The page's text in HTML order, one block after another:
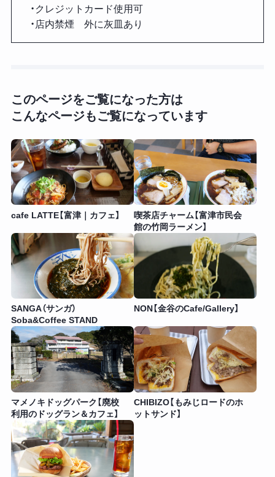
・クレジットカード使用可
・店内禁煙 外に灰皿あり
このページをご覧になった方は
こんなページもご覧になっています
cafe LATTE【富津｜カフェ】
喫茶店チャーム【富津市民会
館の竹岡ラーメン】
SANGA（サンガ）
Soba&Coffee STAND
NON【金谷のCafe/Gallery】
マメノキドッグパーク【廃校
利用のドッグラン＆カフェ】
CHIBIZO【もみじロードのホ
ットサンド】